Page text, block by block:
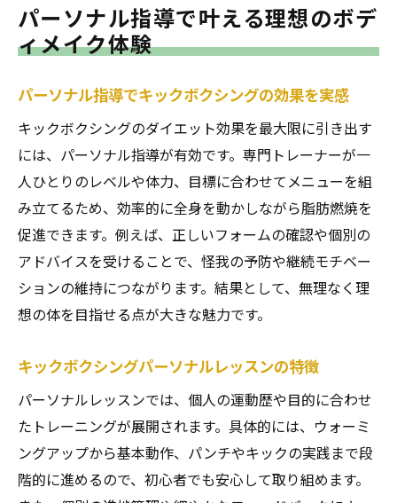
パーソナル指導で叶える理想のボデ
ィメイク体験
パーソナル指導でキックボクシングの効果を実感
キックボクシングのダイエット効果を最大限に引き出す
には、パーソナル指導が有効です。専門トレーナーが一
人ひとりのレベルや体力、目標に合わせてメニューを組
み立てるため、効率的に全身を動かしながら脂肪燃焼を
促進できます。例えば、正しいフォームの確認や個別の
アドバイスを受けることで、怪我の予防や継続モチベー
ションの維持につながります。結果として、無理なく理
想の体を目指せる点が大きな魅力です。
キックボクシングパーソナルレッスンの特徴
パーソナルレッスンでは、個人の運動歴や目的に合わせ
たトレーニングが展開されます。具体的には、ウォーミ
ングアップから基本動作、パンチやキックの実践まで段
階的に進めるので、初心者でも安心して取り組めます。